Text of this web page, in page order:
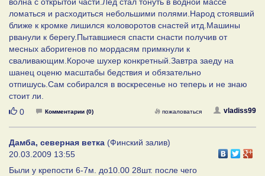
ломаться и расходиться небольшими полями.Народ стоявший
ближе к кромке лишился коловоротов снастей итд.Машины
рванули к берегу.Пытавшиеся спасти снасти получив от
месных аборигенов по мордасям примкнули к
сваливающим.Короче шухер конкретный.Завтра заеду на
шанец оценю масштабы бедствия и обязательно
отпишусь.Сам собирался в воскресенье но теперь и не знаю
стоит ли.
Нравится
0 Комментарии (0) vladiss99
пожаловаться
Дамба, северная ветка (Финский залив)
20.03.2009 13:55
Были у крепости 6-7м. до10.00 28шт. после чего